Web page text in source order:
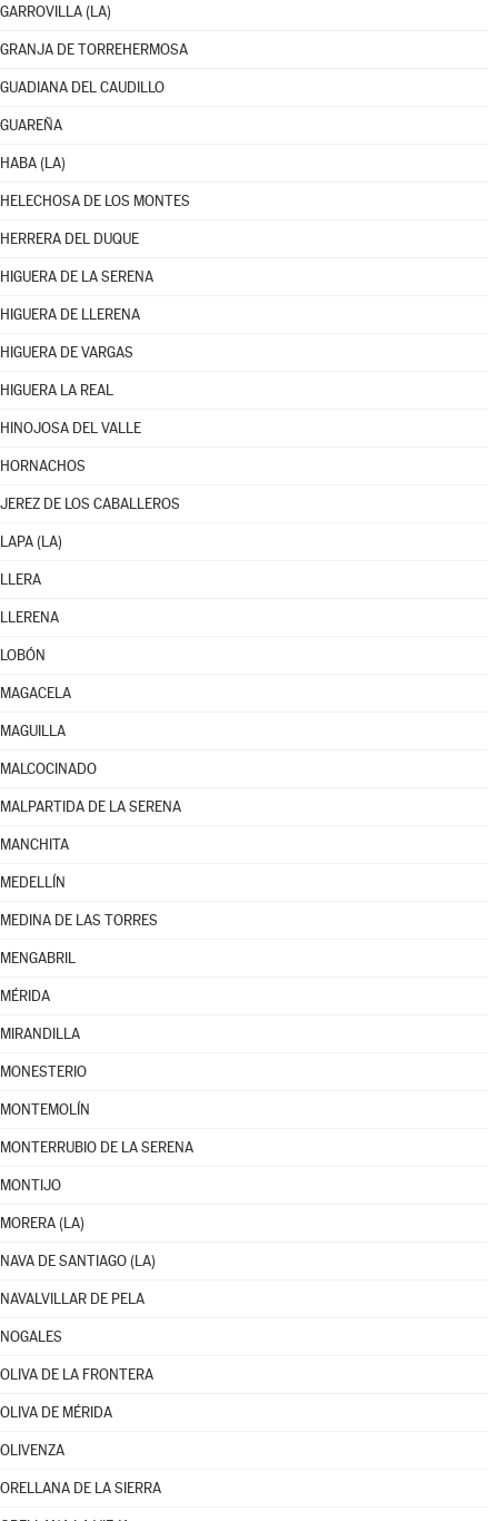
GARROVILLA (LA)
GRANJA DE TORREHERMOSA
GUADIANA DEL CAUDILLO
GUAREÑA
HABA (LA)
HELECHOSA DE LOS MONTES
HERRERA DEL DUQUE
HIGUERA DE LA SERENA
HIGUERA DE LLERENA
HIGUERA DE VARGAS
HIGUERA LA REAL
HINOJOSA DEL VALLE
HORNACHOS
JEREZ DE LOS CABALLEROS
LAPA (LA)
LLERA
LLERENA
LOBÓN
MAGACELA
MAGUILLA
MALCOCINADO
MALPARTIDA DE LA SERENA
MANCHITA
MEDELLÍN
MEDINA DE LAS TORRES
MENGABRIL
MÉRIDA
MIRANDILLA
MONESTERIO
MONTEMOLÍN
MONTERRUBIO DE LA SERENA
MONTIJO
MORERA (LA)
NAVA DE SANTIAGO (LA)
NAVALVILLAR DE PELA
NOGALES
OLIVA DE LA FRONTERA
OLIVA DE MÉRIDA
OLIVENZA
ORELLANA DE LA SIERRA